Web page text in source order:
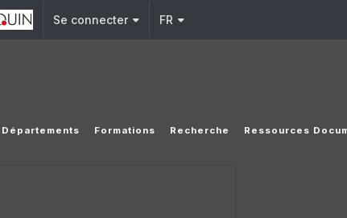
Se connecter FR
Départements Formations Recherche Ressources